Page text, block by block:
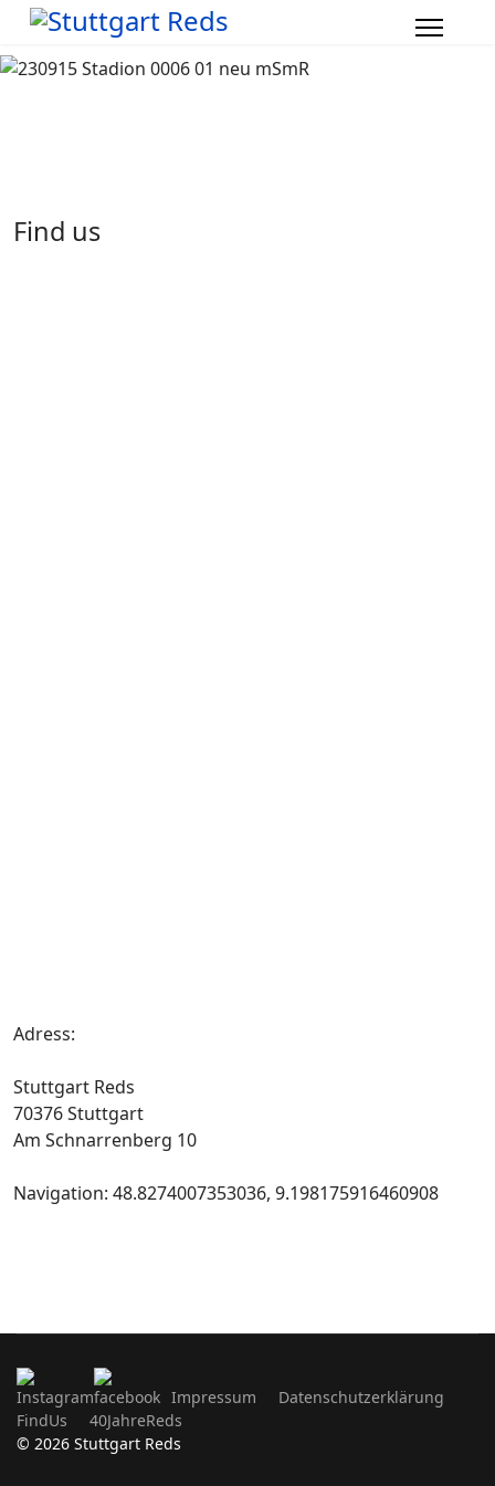
Find us
Adress:
Stuttgart Reds
70376 Stuttgart
Am Schnarrenberg 10
Navigation: 48.8274007353036, 9.198175916460908
Impressum
Datenschutzerklärung
FindUs
40JahreReds
© 2026 Stuttgart Reds